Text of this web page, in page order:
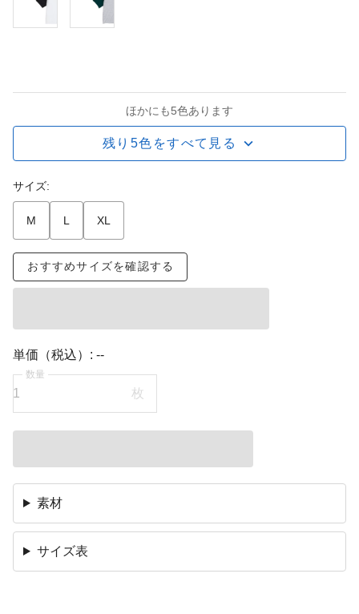
ほかにも5色あります
残り5色をすべて見る
サイズ:
M L XL
おすすめサイズを確認する
単価（税込）: --
枚
数量
素材
サイズ表